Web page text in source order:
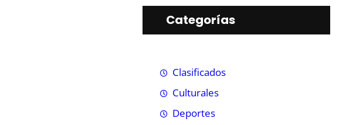
Categorías
Clasificados
Culturales
Deportes